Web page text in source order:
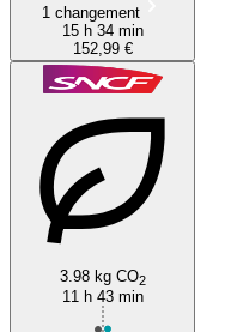
1 changement
15 h 34 min
152,99 €
3.98 kg CO2
11 h 43 min